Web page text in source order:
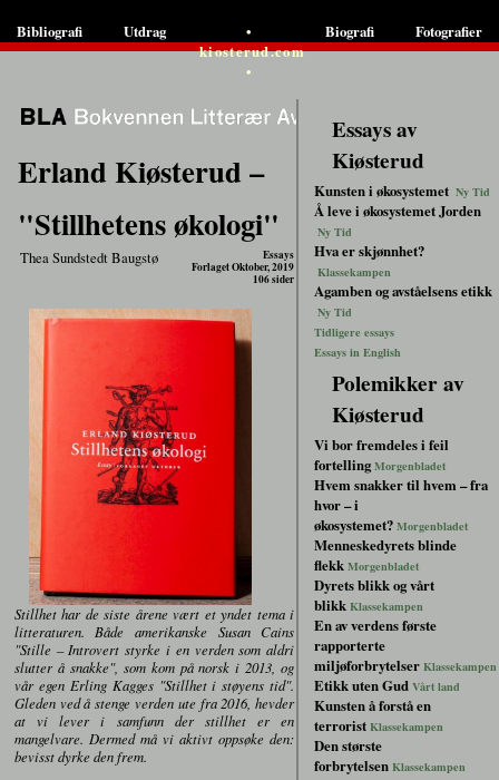
Bibliografi Utdrag
•
kiosterud.com
•
Biografi Fotografier
Erland Kiøsterud –
"Stillhetens økologi"
Thea Sundstedt Baugstø
Essays
Forlaget Oktober, 2019
106 sider
Stillhet har de siste årene vært et yndet tema i
litteraturen. Både amerikanske Susan Cains
"Stille – Introvert styrke i en verden som aldri
slutter å snakke", som kom på norsk i 2013, og
vår egen Erling Kagges "Stillhet i støyens tid".
Gleden ved å stenge verden ute fra 2016, hevder
at vi lever i samfunn der stillhet er en
mangelvare. Dermed må vi aktivt oppsøke den:
bevisst dyrke den frem.
Essays av
Kiøsterud
Kunsten i økosystemet Ny Tid
Å leve i økosystemet Jorden
Ny Tid
Hva er skjønnhet?
Klassekampen
Agamben og avståelsens etikk
Ny Tid
Tidligere essays
Essays in English
Polemikker av
Kiøsterud
Vi bor fremdeles i feil
fortellingMorgenbladet
Hvem snakker til hvem – fra
hvor – i
økosystemet?Morgenbladet
Menneskedyrets blinde
flekkMorgenbladet
Dyrets blikk og vårt
blikkKlassekampen
En av verdens første
rapporterte
miljøforbrytelserKlassekampen
Etikk uten GudVårt land
Kunsten å forstå en
terroristKlassekampen
Den største
forbrytelsenKlassekampen